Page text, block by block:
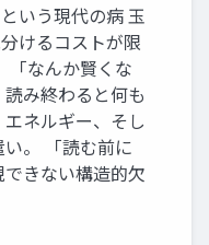
いう現代の病 玉
けるコストが限
「なんか賢くな
み終わると何も
ネルギー、そし
。 「読む前に
きない構造的欠